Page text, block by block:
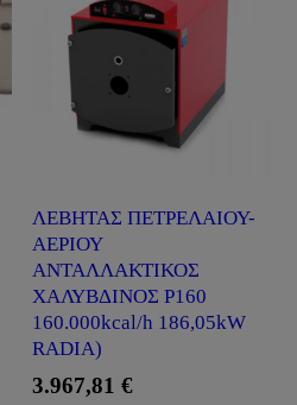
ΛΕΒΗΤΑΣ ΠΕΤΡΕΛΑΙΟΥ-
ΑΕΡΙΟΥ
ΑΝΤΑΛΛΑΚΤΙΚΟΣ
ΧΑΛΥΒΔΙΝΟΣ P160
160.000kcal/h 186,05kW
RADIA)
3.967,81 €